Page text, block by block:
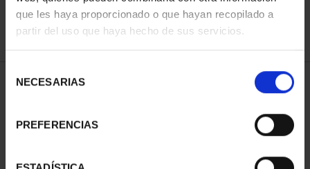
que les haya proporcionado o que hayan recopilado a
partir del uso que haya hecho de sus servicios.
NECESARIAS
PREFERENCIAS
REFINAR
2 Productos encontrados